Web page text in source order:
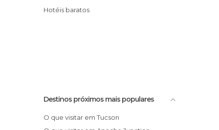
Hotéis baratos
Destinos próximos mais populares
O que visitar em Tucson